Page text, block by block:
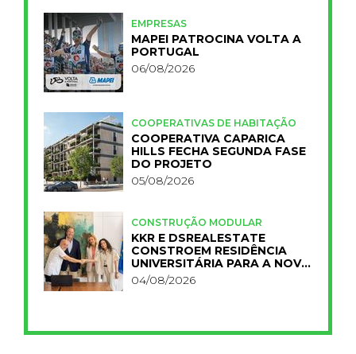
EMPRESAS
MAPEI PATROCINA VOLTA A
PORTUGAL
06/08/2026
COOPERATIVAS DE HABITAÇÃO
COOPERATIVA CAPARICA
HILLS FECHA SEGUNDA FASE
DO PROJETO
05/08/2026
CONSTRUÇÃO MODULAR
KKR E DSREALESTATE
CONSTROEM RESIDÊNCIA
UNIVERSITÁRIA PARA A NOVA
FCT
04/08/2026